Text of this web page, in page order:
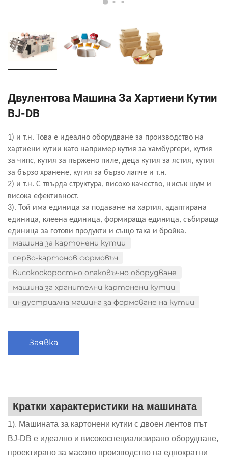
Двулентова Машина За Хартиени Кутии
BJ-DB
1) и т.н. Това е идеално оборудване за производство на
хартиени кутии като например кутия за хамбургери, кутия
за чипс, кутия за пържено пиле, деца кутия за ястия, кутия
за бързо хранене, кутия за бързо лапче и т.н.
2) и т.н. С твърда структура, високо качество, нисък шум и
висока ефективност.
3). Той има единица за подаване на хартия, адаптирана
единица, клеена единица, формираща единица, събираща
единица за готови продукти и също така и бройка.
машина за картонени кутии
серво-картонов формовъч
високоскоростно опаковъчно оборудване
машина за хранителни картонени кутии
индустриална машина за формоване на кутии
Заявка
Кратки характеристики на машината
1). Машината за картонени кутии с двоен лентов път
BJ-DB е идеално и високоспециализирано оборудване,
проектирано за масово производство на еднократни